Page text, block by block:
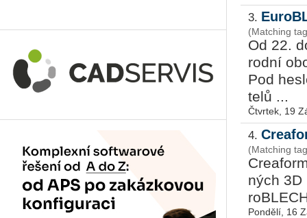
3.
(Matching
Od 22.
rod­ní
Pod
te­lů ...
Čtvrtek, 19
4.
(Matching
ných
Pondělí, 16